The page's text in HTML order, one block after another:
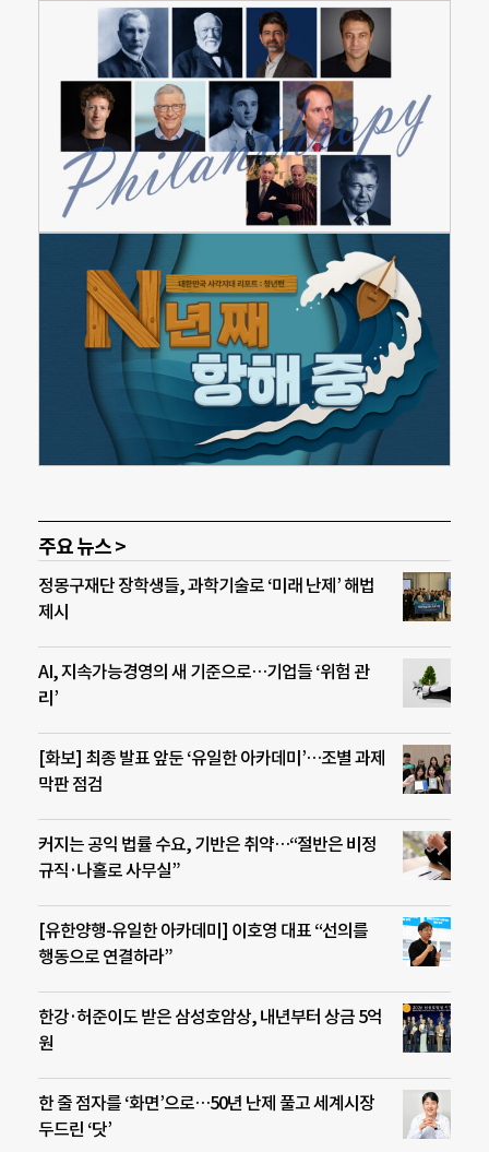
주요 뉴스 >
정몽구재단 장학생들, 과학기술로 ‘미래 난제’ 해법
제시
AI, 지속가능경영의 새 기준으로…기업들 ‘위험 관
리’
[화보] 최종 발표 앞둔 ‘유일한 아카데미’…조별 과제
막판 점검
커지는 공익 법률 수요, 기반은 취약…“절반은 비정
규직·나홀로 사무실”
[유한양행-유일한 아카데미] 이호영 대표 “선의를
행동으로 연결하라”
한강·허준이도 받은 삼성호암상, 내년부터 상금 5억
원
한 줄 점자를 ‘화면’으로…50년 난제 풀고 세계시장
두드린 ‘닷’